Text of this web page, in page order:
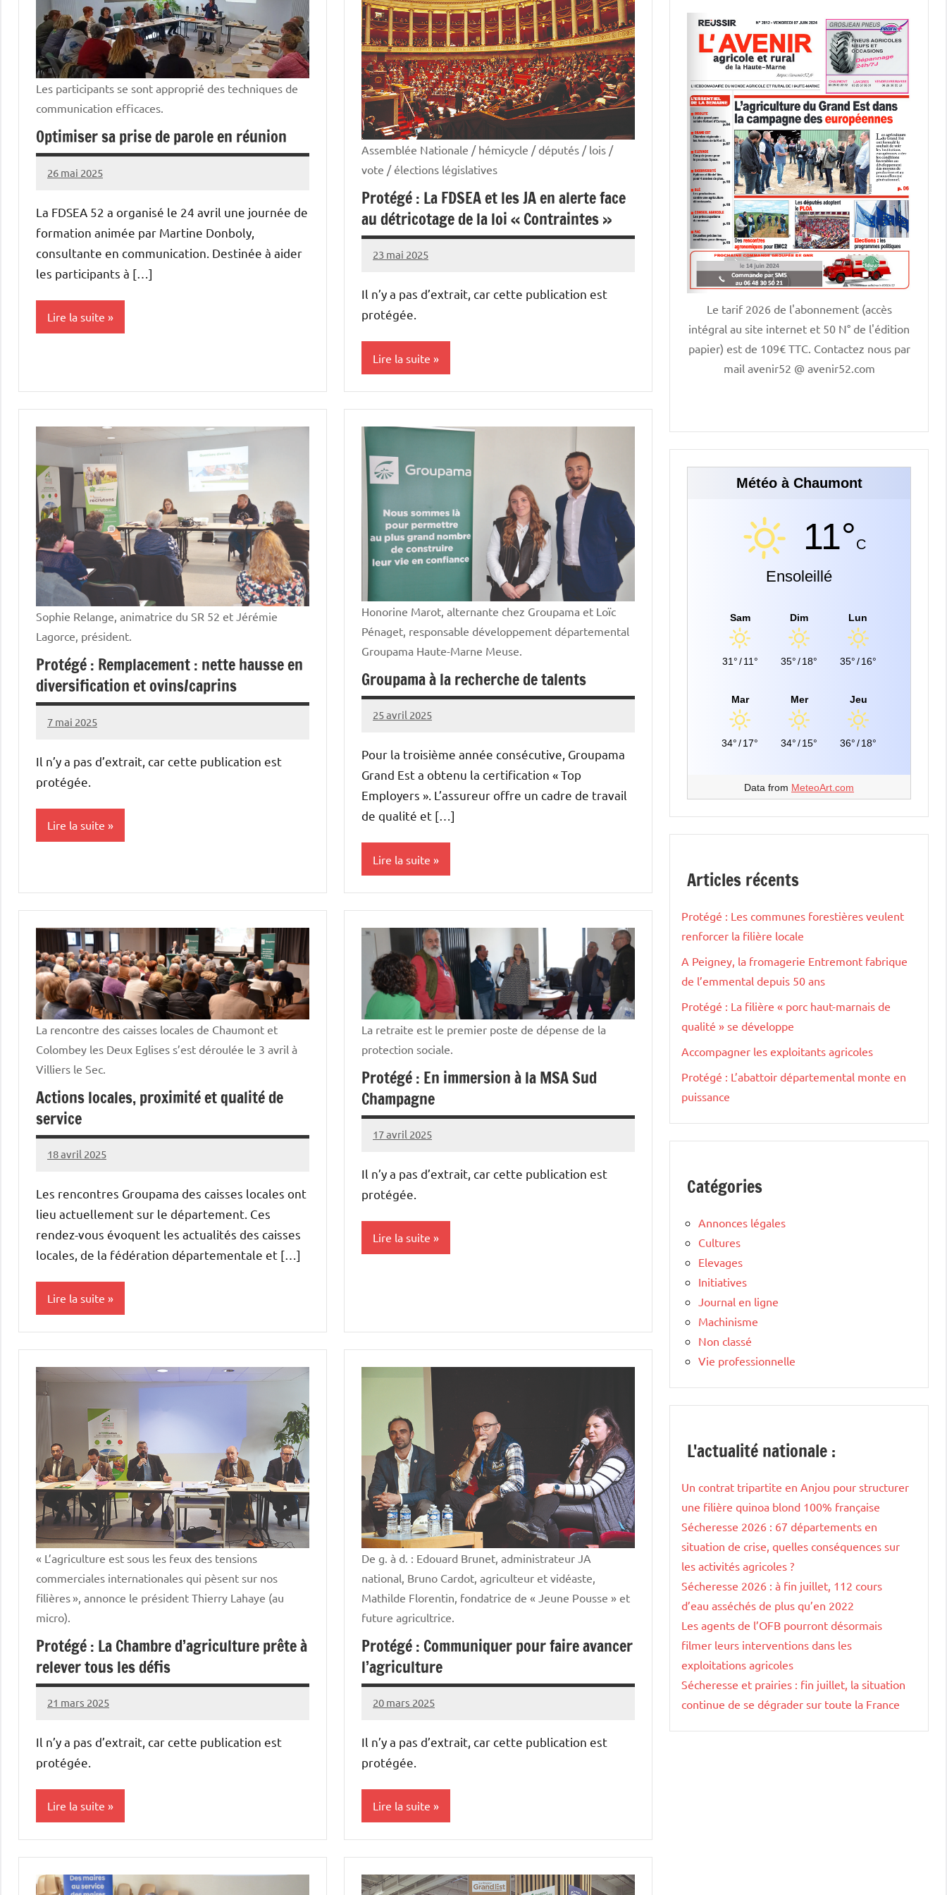
Haute-
Marne
Les participants se sont approprié des techniques de
communication efficaces.
Optimiser sa prise de parole en réunion
26 mai 2025
L'Avenir
et
Rural
La FDSEA 52 a organisé le 24 avril une journée de
formation animée par Martine Donboly,
consultante en communication. Destinée à aider
les participants à […]
Lire la suite
Vie
professionnelle
Assemblée Nationale / hémicycle / députés / lois /
vote / élections législatives
Protégé : La FDSEA et les JA en alerte face
au détricotage de la loi « Contraintes »
23 mai 2025
Thibaut
Il n’y a pas d’extrait, car cette publication est
protégée.
Lire la suite
Sophie Relange, animatrice du SR 52 et Jérémie
Lagorce, président.
Protégé : Remplacement : nette hausse en
diversification et ovins/caprins
7 mai 2025
Thibaut
Il n’y a pas d’extrait, car cette publication est
protégée.
Lire la suite
Honorine Marot, alternante chez Groupama et Loïc
Pénaget, responsable développement départemental
Groupama Haute-Marne Meuse.
Groupama à la recherche de talents
25 avril 2025
Thibaut
Pour la troisième année consécutive, Groupama
Grand Est a obtenu la certification « Top
Employers ». L’assureur offre un cadre de travail
de qualité et […]
Lire la suite
Vie
professionnelle
La rencontre des caisses locales de Chaumont et
Colombey les Deux Eglises s’est déroulée le 3 avril à
Villiers le Sec.
Actions locales, proximité et qualité de
service
18 avril 2025
Thibaut
Les rencontres Groupama des caisses locales ont
lieu actuellement sur le département. Ces
rendez-vous évoquent les actualités des caisses
locales, de la fédération départementale et […]
Lire la suite
La retraite est le premier poste de dépense de la
protection sociale.
Protégé : En immersion à la MSA Sud
Champagne
17 avril 2025
Thibaut
Il n’y a pas d’extrait, car cette publication est
protégée.
Lire la suite
« L’agriculture est sous les feux des tensions
commerciales internationales qui pèsent sur nos
filières », annonce le président Thierry Lahaye (au
micro).
Protégé : La Chambre d’agriculture prête à
relever tous les défis
21 mars 2025
Thibaut
Il n’y a pas d’extrait, car cette publication est
protégée.
Lire la suite
De g. à d. : Edouard Brunet, administrateur JA
national, Bruno Cardot, agriculteur et vidéaste,
Mathilde Florentin, fondatrice de « Jeune Pousse » et
future agricultrice.
Protégé : Communiquer pour faire avancer
l’agriculture
20 mars 2025
Thibaut
Il n’y a pas d’extrait, car cette publication est
protégée.
Lire la suite
Le tarif 2026 de l'abonnement (accès
intégral au site internet et 50 N° de l'édition
papier) est de 109€ TTC. Contactez nous par
mail avenir52 @ avenir52.com
Météo à Chaumont
11°C
Ensoleillé
Sam
31°/ 11°
Dim
35°/ 18°
Lun
35°/ 16°
Mar
34°/17°
Mer
34°/15°
Jeu
36°/18°
Data from MeteoArt.com
Articles récents
Protégé : Les communes forestières veulent
renforcer la filière locale
A Peigney, la fromagerie Entremont fabrique
de l’emmental depuis 50 ans
Protégé : La filière « porc haut-marnais de
qualité » se développe
Accompagner les exploitants agricoles
Protégé : L’abattoir départemental monte en
puissance
Catégories
Annonces légales
Cultures
Elevages
Initiatives
Journal en ligne
Machinisme
Non classé
Vie professionnelle
L'actualité nationale :
Un contrat tripartite en Anjou pour structurer
une filière quinoa blond 100% française
Sécheresse 2026 : 67 départements en
situation de crise, quelles conséquences sur
les activités agricoles ?
Sécheresse 2026 : à fin juillet, 112 cours
d’eau asséchés de plus qu’en 2022
Les agents de l’OFB pourront désormais
filmer leurs interventions dans les
exploitations agricoles
Sécheresse et prairies : fin juillet, la situation
continue de se dégrader sur toute la France